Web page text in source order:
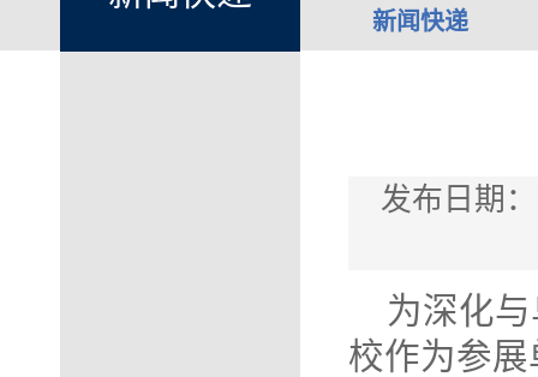
新闻快递
发布日期
为深化
校作为参